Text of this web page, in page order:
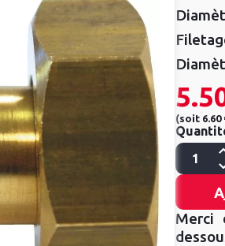
(soit 6.60
Merci